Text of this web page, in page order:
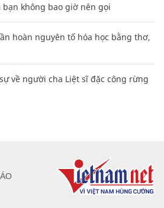
bạn không bao giờ nên gọi
hoàn nguyên tố hóa học bằng thơ,
về người cha Liệt sĩ đặc công rừng